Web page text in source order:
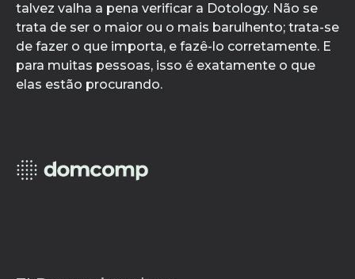
talvez valha a pena verificar a Dotology. Não se
trata de ser o maior ou o mais barulhento; trata-se
de fazer o que importa, e fazê-lo corretamente. E
para muitas pessoas, isso é exatamente o que
elas estão procurando.